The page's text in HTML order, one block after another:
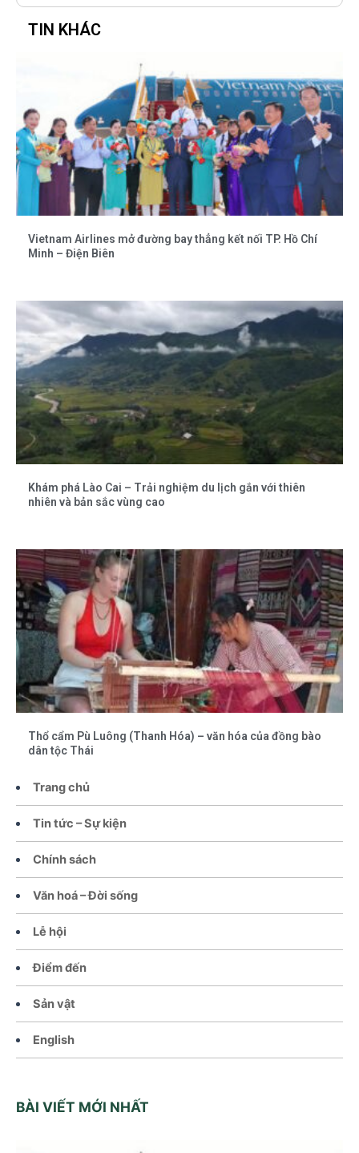
Trang chủ
Tin tức – Sự kiện
Chính sách
Văn hoá – Đời sống
Lễ hội
Điểm đến
Sản vật
English
BÀI VIẾT MỚI NHẤT
TIN KHÁC
Vietnam Airlines mở đường bay thẳng kết nối TP. Hồ Chí
Minh – Điện Biên
Khám phá Lào Cai – Trải nghiệm du lịch gắn với thiên
nhiên và bản sắc vùng cao
Thổ cẩm Pù Luông (Thanh Hóa) – văn hóa của đồng bào
dân tộc Thái